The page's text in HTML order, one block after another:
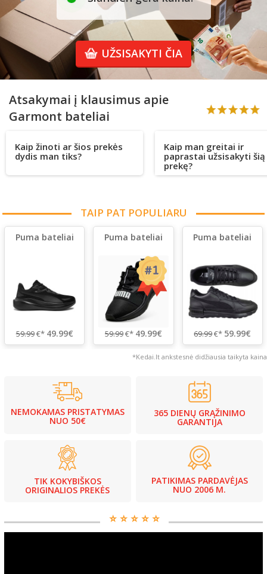
UŽSISAKYTI ČIA
Atsakymai į klausimus apie
Garmont bateliai
Kaip žinoti ar šios prekės
dydis man tiks?
Kaip man greitai ir
paprastai užsisakyti šią
prekę?
TAIP PAT POPULIARU
Puma bateliai
59.99€* 49.99€
Puma bateliai
59.99€* 49.99€
Puma bateliai
69.99€* 59.99€
*Kedai.lt ankstesnė didžiausia taikyta kaina
NEMOKAMAS PRISTATYMAS
NUO 50€
365 DIENŲ GRĄŽINIMO
GARANTIJA
TIK KOKYBIŠKOS
ORIGINALIOS PREKĖS
PATIKIMAS PARDAVĖJAS
NUO 2006 M.
⭐️ ⭐️ ⭐️ ⭐️ ⭐️